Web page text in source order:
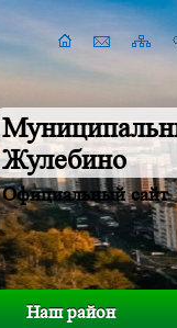
Жулебино
Официальный сайт
Наш район